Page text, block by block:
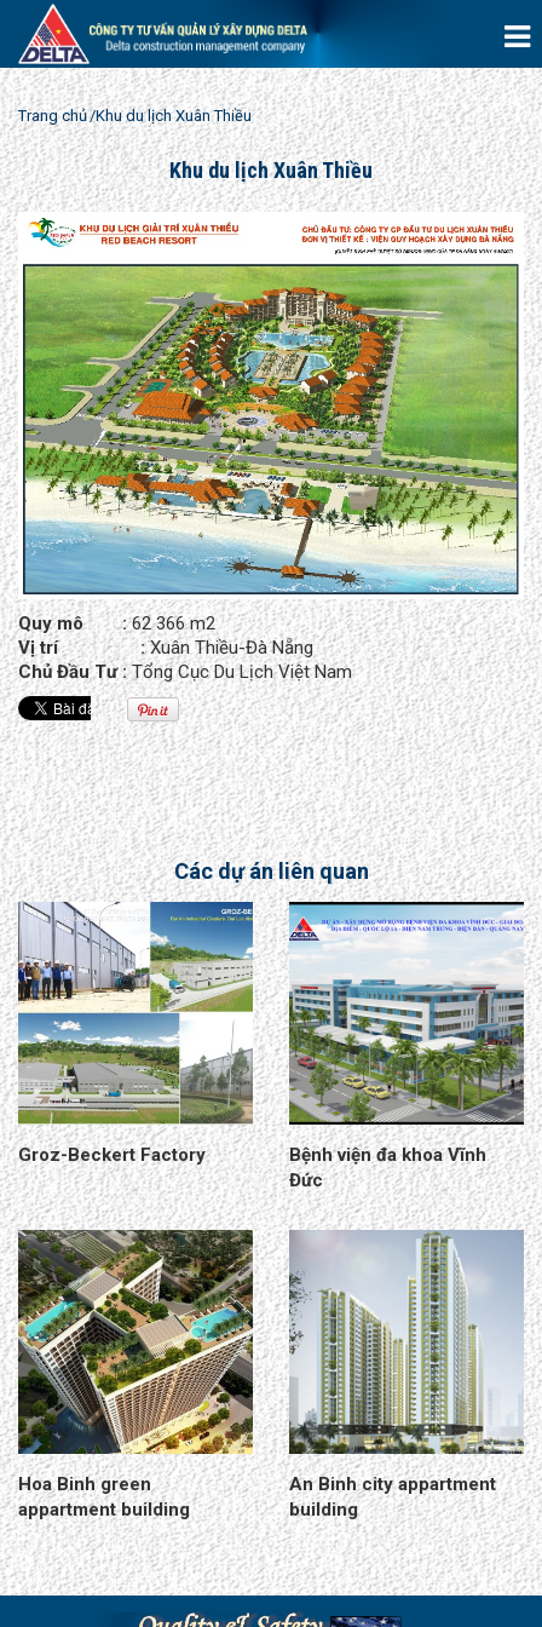
Trang chủ Khu du lịch Xuân Thiều
Khu du lịch Xuân Thiều
Quy mô :62 366 m2
Vị trí :Xuân Thiều-Đà Nẵng
Chủ Đầu Tư :Tổng Cục Du Lịch Việt Nam
Các dự án liên quan
Groz-Beckert Factory
Bệnh viện đa khoa Vĩnh
Đức
Hoa Binh green
appartment building
An Binh city appartment
building